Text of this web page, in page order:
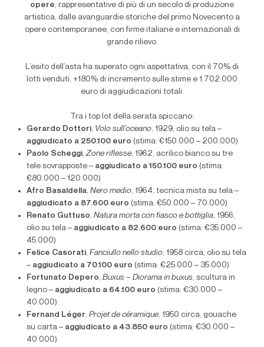
opere, rappresentative di più di un secolo di produzione
artistica, dalle avanguardie storiche del primo Novecento a
opere contemporanee, con firme italiane e internazionali di
grande rilievo.
L’esito dell’asta ha superato ogni aspettativa, con il 70% di
lotti venduti, +180% di incremento sulle stime e 1.702.000
euro di aggiudicazioni totali.
Tra i top lot della serata spiccano:
Gerardo Dottori, Volo sull’oceano, 1929, olio su tela –
aggiudicato a 250.100 euro (stima: €150.000 – 200.000)
Paolo Scheggi,Zone riflesse, 1962, acrilico bianco su tre
tele sovrapposte – aggiudicato a 150.100 euro (stima:
€80.000 – 120.000)
Afro Basaldella, Nero medio, 1964, tecnica mista su tela –
aggiudicato a 87.600 euro (stima: €50.000 – 70.000)
Renato Guttuso, Natura morta con fiasco e bottiglia, 1956,
olio su tela – aggiudicato a 82.600 euro (stima: €35.000 –
45.000)
Felice Casorati, Fanciullo nello studio, 1958 circa, olio su tela
– aggiudicato a 70.100 euro (stima: €25.000 – 35.000)
Fortunato Depero, Buxus – Diorama in buxus, scultura in
legno – aggiudicato a 64.100 euro (stima: €30.000 –
40.000)
Fernand Léger, Projet de céramique, 1950 circa, gouache
su carta – aggiudicato a 43.850 euro (stima: €30.000 –
40.000)